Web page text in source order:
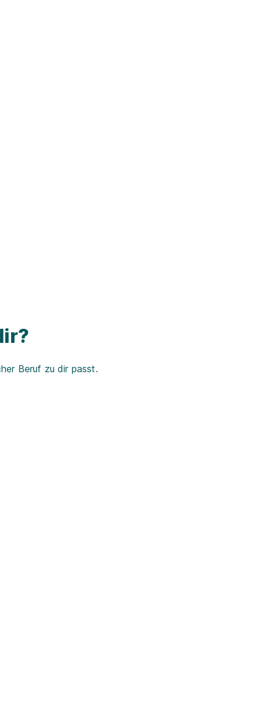
Beruf zu dir passt.